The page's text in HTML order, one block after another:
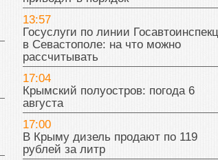
13:57
Госуслуги по линии
в Севастополе: на что можно
рассчитывать
17:04
Крымский полуостров: погода 6
августа
17:00
В Крыму дизель продают по 119
рублей за литр